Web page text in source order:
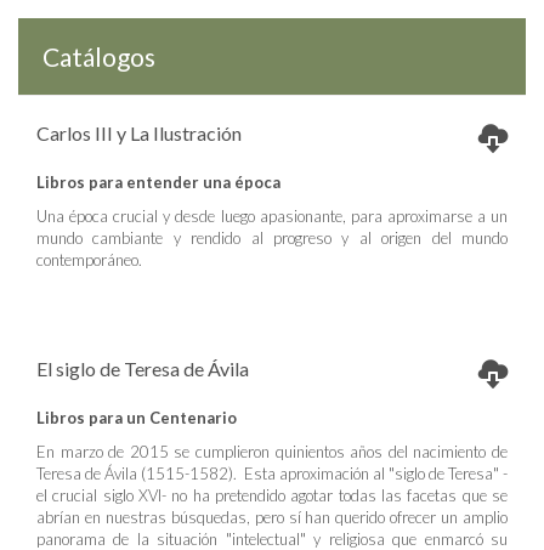
Catálogos
Carlos III y La Ilustración
Libros para entender una época
Una época crucial y desde luego apasionante, para aproximarse a un
mundo cambiante y rendido al progreso y al origen del mundo
contemporáneo.
El siglo de Teresa de Ávila
Libros para un Centenario
En marzo de 2015 se cumplieron quinientos años del nacimiento de
Teresa de Ávila (1515-1582). Esta aproximación al "siglo de Teresa" -
el crucial siglo XVI- no ha pretendido agotar todas las facetas que se
abrían en nuestras búsquedas, pero sí han querido ofrecer un amplio
panorama de la situación "intelectual" y religiosa que enmarcó su